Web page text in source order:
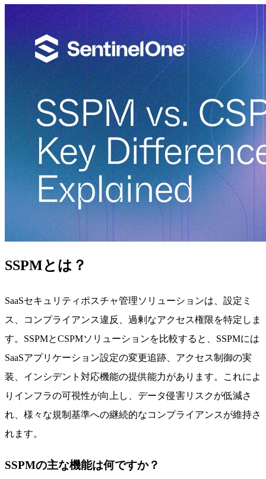
SSPMとは？
SaaSセキュリティポスチャ管理ソリューションは、設定ミ
ス、コンプライアンス違反、過剰なアクセス権限を特定しま
す。SSPMとCSPMソリューションを比較すると、SSPMには
SaaSアプリケーション設定の変更追跡、アクセス制御の実
装、インシデント対応機能の提供能力があります。これによ
りインフラの可視性が向上し、データ侵害リスクが低減さ
れ、様々な規制基準への継続的なコンプライアンスが維持さ
れます。
SSPMの主な機能は何ですか？